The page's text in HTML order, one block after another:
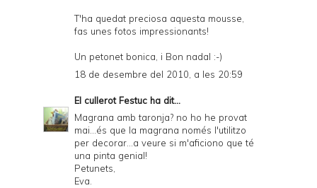
T'ha quedat preciosa aquesta mousse,
fas unes fotos impressionants!
Un petonet bonica, i Bon nadal :-)
18 de desembre del 2010, a les 20:59
El cullerot Festuc ha dit...
Magrana amb taronja? no ho he provat
mai...és que la magrana només l'utilitzo
per decorar...a veure si m'aficiono que té
una pinta genial!
Petunets,
Eva.